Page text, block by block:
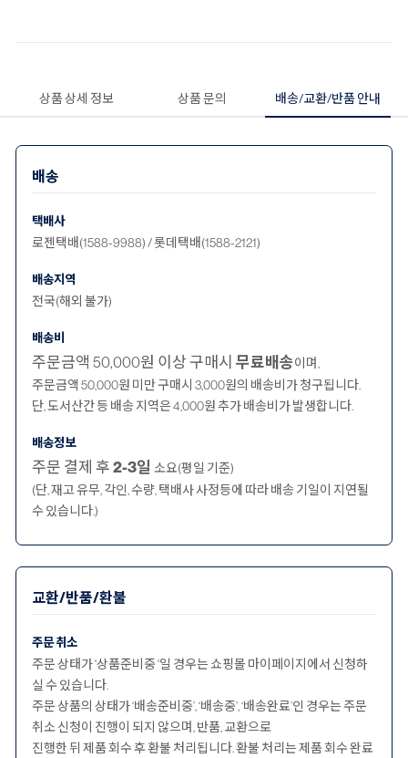
상품 상세 정보 상품 문의 배송/교환/반품 안내
배송
택배사
로젠택배(1588-9988) / 롯데택배(1588-2121)
배송지역
전국(해외 불가)
배송비
주문금액 50,000원 이상 구매시 무료배송이며,
주문금액 50,000원 미만 구매시 3,000원의 배송비가 청구됩니다.
단, 도서산간 등 배송 지역은 4,000원 추가 배송비가 발생합니다.
배송정보
주문 결제 후2-3일 소요(평일 기준)
(단, 재고 유무, 각인, 수량, 택배사 사정등에 따라 배송 기일이 지연될
수 있습니다.)
교환/반품/환불
주문 취소
주문 상태가 '상품준비중 '일 경우는 쇼핑몰 마이페이지에서 신청하
실 수 있습니다.
주문 상품의 상태가 ‘배송준비중’, ‘배송중’, ‘배송완료’인 경우는 주문
취소 신청이 진행이 되지 않으며, 반품, 교환으로
진행한 뒤 제품 회수 후 환불 처리됩니다. 환불 처리는 제품 회수 완료